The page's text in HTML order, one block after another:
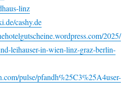
linz
cashy.de
2025/
leihauser-in-wien-linz-graz-berlin-
pulse/pfandh%25C3%25A4user-